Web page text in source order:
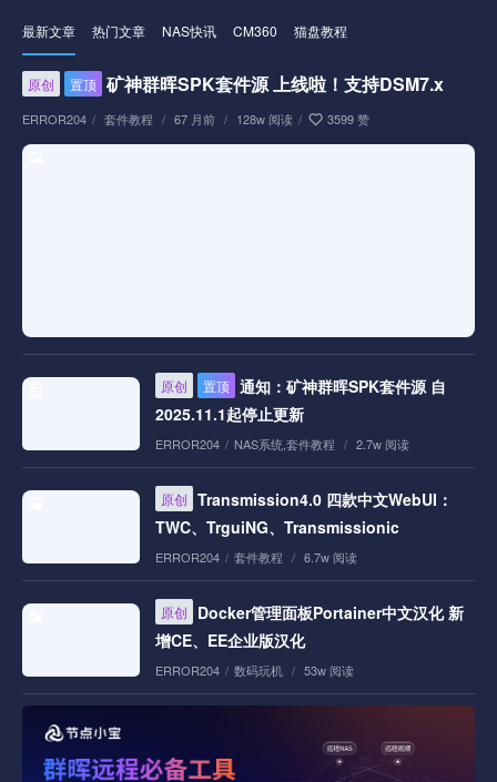
最新文章 热门文章 NAS快讯 CM360 猫盘教程
原创 置顶 矿神群晖SPK套件源 上线啦！支持DSM7.x
ERROR204 / 套件教程 / 67 月前 / 128w 阅读 / 3599 赞
原创 置顶 通知：矿神群晖SPK套件源 自
2025.11.1起停止更新
ERROR204 / NAS系统,套件教程 / 2.7w 阅读
原创 Transmission4.0 四款中文WebUI：
TWC、TrguiNG、Transmissionic
ERROR204 / 套件教程 / 6.7w 阅读
原创
Docker管理面板Portainer中文汉化 新
增CE、EE企业版汉化
ERROR204 / 数码玩机 / 53w 阅读